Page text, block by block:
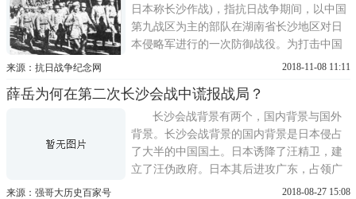
1941年结束之前，大面积溃
日本称长沙作战)，指抗日战争期间，以中国
第九战区为主的部队在湖南省长沙地区对日
本侵略军进行的一次防御战役。为打击中国
第9战区主力，摧毁中国军民的抗战意志，日
4、第6、第40师团和4个旅团，总兵力达12万
余人，向中国军队展开攻势。此次会战从
1941年(中华民国三十年)9
来源：抗日战争纪念网 2018-11-08 11:11
薛岳为何在第二次长沙会战中谎报战局？
长沙会战背景有两个，国内背景与国外
背景。长沙会战背景的国内背景是日本侵占
了大半的中国国土。日本诱降了汪精卫，建
立了汪伪政府。日本其后进攻广东，占领广
州。在侵占大部分中国国土后，日本放弃了
来源：强哥大历史百家号 2018-08-27 15:08